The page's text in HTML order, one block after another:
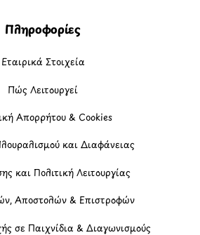
Πληροφορίες
Εταιρικά Στοιχεία
Πώς Λειτουργεί
Απορρήτου & Cookies
και Διαφάνειας
και Πολιτική Λειτουργίας
Αποστολών & Επιστροφών
σε Παιχνίδια & Διαγωνισμούς